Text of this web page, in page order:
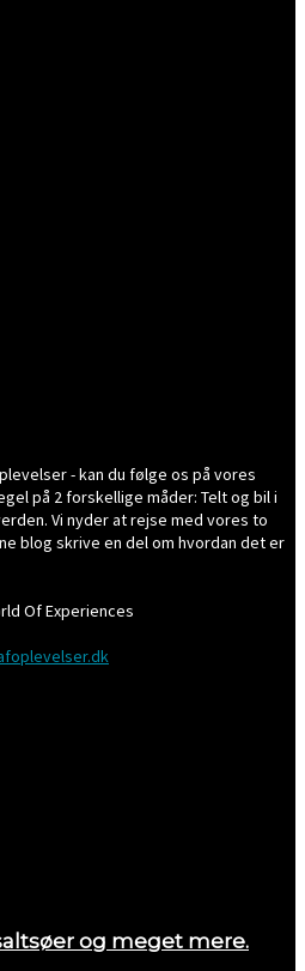
- kan du følge os på vores
på 2 forskellige måder: Telt og bil i
Vi nyder at rejse med vores to
blog skrive en del om hvordan det er
Of Experiences
og meget mere.